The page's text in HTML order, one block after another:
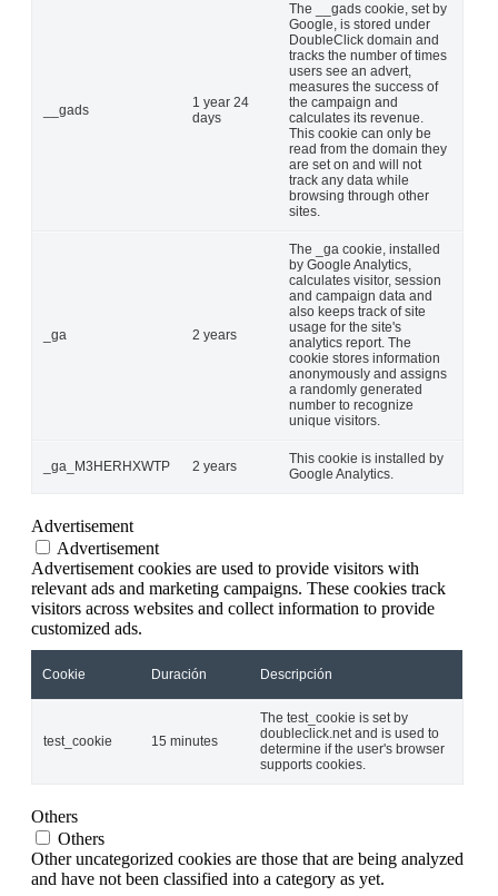
__gads
1 year 24
days
The __gads cookie, set by
Google, is stored under
DoubleClick domain and
tracks the number of times
users see an advert,
measures the success of
the campaign and
calculates its revenue.
This cookie can only be
read from the domain they
are set on and will not
track any data while
browsing through other
sites.
_ga 2 years
The _ga cookie, installed
by Google Analytics,
calculates visitor, session
and campaign data and
also keeps track of site
usage for the site's
analytics report. The
cookie stores information
anonymously and assigns
a randomly generated
number to recognize
unique visitors.
_ga_M3HERHXWTP 2 years
This cookie is installed by
Google Analytics.
Advertisement
Advertisement
Advertisement cookies are used to provide visitors with
relevant ads and marketing campaigns. These cookies track
visitors across websites and collect information to provide
customized ads.
Cookie Duración Descripción
test_cookie 15 minutes
The test_cookie is set by
doubleclick.net and is used to
determine if the user's browser
supports cookies.
Others
Others
Other uncategorized cookies are those that are being analyzed
and have not been classified into a category as yet.